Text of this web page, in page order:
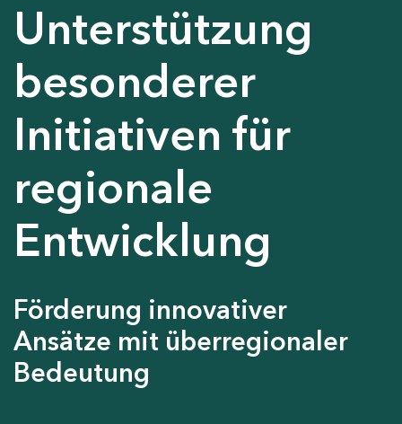
Unterstützung
besonderer
Initiativen für
regionale
Entwicklung
Förderung innovativer
Ansätze mit überregionaler
Bedeutung